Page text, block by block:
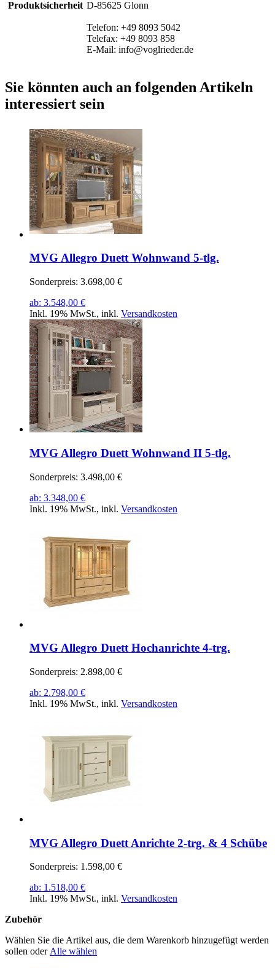
Produktsicherheit D-85625 Glonn
Telefon: +49 8093 5042
Telefax: +49 8093 858
E-Mail: info@voglrieder.de
Sie könnten auch an folgenden Artikeln
interessiert sein
MVG Allegro Duett Wohnwand 5-tlg.
Sonderpreis: 3.698,00 €
ab: 3.548,00 €
Inkl. 19% MwSt., inkl. Versandkosten
MVG Allegro Duett Wohnwand II 5-tlg.
Sonderpreis: 3.498,00 €
ab: 3.348,00 €
Inkl. 19% MwSt., inkl. Versandkosten
MVG Allegro Duett Hochanrichte 4-trg.
Sonderpreis: 2.898,00 €
ab: 2.798,00 €
Inkl. 19% MwSt., inkl. Versandkosten
MVG Allegro Duett Anrichte 2-trg. & 4 Schübe
Sonderpreis: 1.598,00 €
ab: 1.518,00 €
Inkl. 19% MwSt., inkl. Versandkosten
Zubehör
Wählen Sie die Artikel aus, die dem Warenkorb hinzugefügt werden
sollen oderAlle wählen